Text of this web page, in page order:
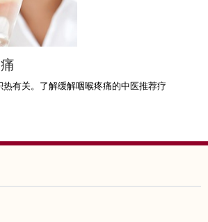
热有关。了解缓解咽喉疼痛的中医推荐疗